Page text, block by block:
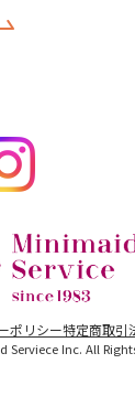
ポリシー特定商取引
Inc. All